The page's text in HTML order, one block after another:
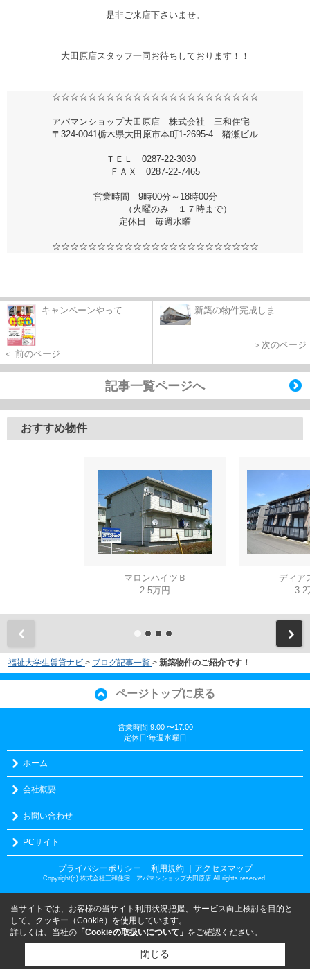
是非ご来店下さいませ。
大田原店スタッフ一同お待ちしております！！
☆☆☆☆☆☆☆☆☆☆☆☆☆☆☆☆☆☆☆☆☆☆☆
アパマンショップ大田原店 株式会社 三和住宅
〒324-0041栃木県大田原市本町1-2695-4 猪瀬ビル
ＴＥＬ 0287-22-3030
ＦＡＸ 0287-22-7465
営業時間 9時00分～18時00分
（火曜のみ １７時まで）
定休日 毎週水曜
☆☆☆☆☆☆☆☆☆☆☆☆☆☆☆☆☆☆☆☆☆☆☆
キャンペーンやって...
＜ 前のページ
新築の物件完成しま...
＞次のページ
記事一覧ページへ
おすすめ物件
マロンハイツＢ
2.5万円
ディア
3.2
福祉大学生賃貸ナビ > ブログ記事一覧 > 新築物件のご紹介です！
ページトップに戻る
営業時間:9:00 〜17:00
定休日:毎週水曜日
ホーム
会社概要
お問い合わせ
PCサイト
プライバシーポリシー ｜ 利用規約 ｜アクセスマップ
Copyright(c) 株式会社三和住宅 アパマンショップ大田原店 All rights reserved.
当サイトでは、お客様の当サイト利用状況把握、サービス向上検討を目的と
して、クッキー（Cookie）を使用しています。
詳しくは、当社の 「Cookieの取扱いについて」 をご確認ください。
閉じる